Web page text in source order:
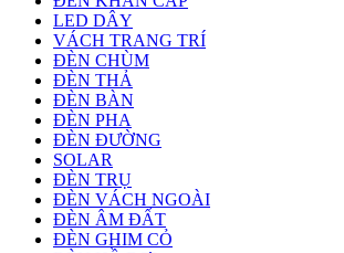
LED DÂY
VÁCH TRANG TRÍ
ĐÈN CHÙM
ĐÈN THẢ
ĐÈN BÀN
ĐÈN PHA
ĐÈN ĐƯỜNG
SOLAR
ĐÈN TRỤ
ĐÈN VÁCH NGOÀI
ĐÈN ÂM ĐẤT
ĐÈN GHIM CỎ